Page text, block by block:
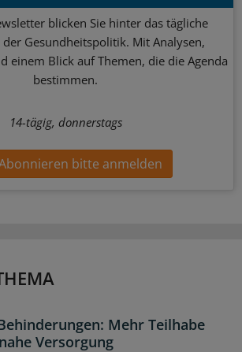
blicken Sie hinter das tägliche
der Gesundheitspolitik. Mit Analysen,
einem Blick auf Themen, die die Agenda
bestimmen.
14-tägig, donnerstags
bitte anmelden
Mehr Teilhabe
Versorgung